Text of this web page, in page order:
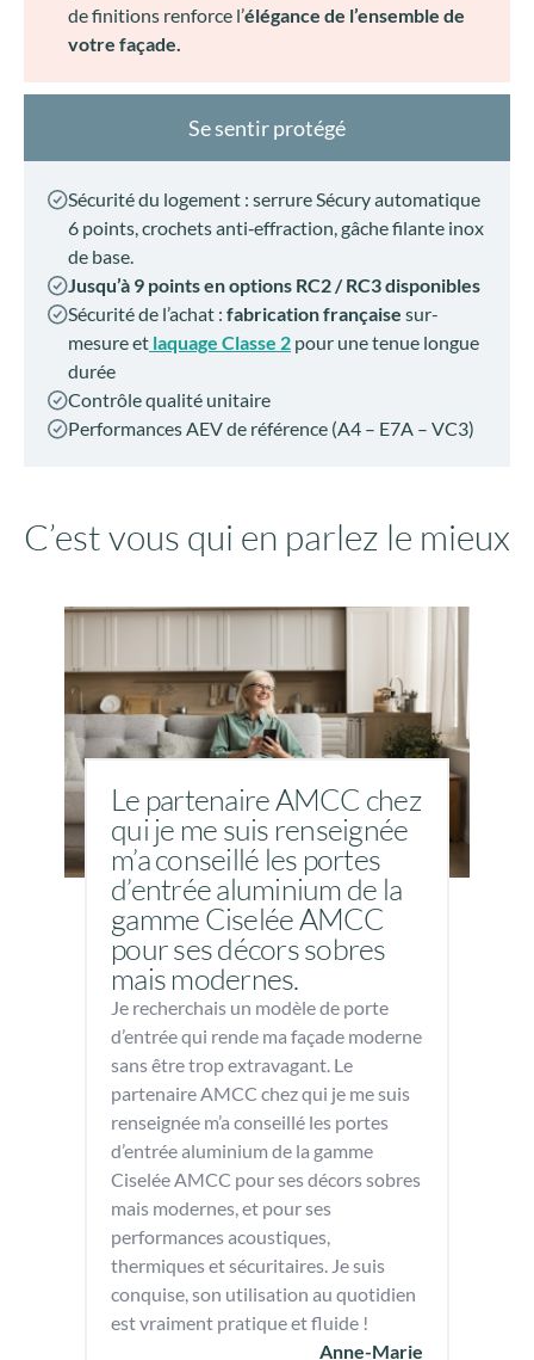
de finitions renforce l’élégance de l’ensemble de
votre façade.
Se sentir protégé
Sécurité du logement : serrure Sécury automatique
6 points, crochets anti‑effraction, gâche filante inox
de base.
Jusqu’à 9 points en options RC2 / RC3 disponibles
Sécurité de l’achat : fabrication française sur-
mesure et laquage Classe 2 pour une tenue longue
durée
Contrôle qualité unitaire
Performances AEV de référence (A4 – E7A – VC3)
C’est vous qui en parlez le mieux
Le partenaire AMCC chez
qui je me suis renseignée
m’a conseillé les portes
d’entrée aluminium de la
gamme Ciselée AMCC
pour ses décors sobres
mais modernes.
Je recherchais un modèle de porte
d’entrée qui rende ma façade moderne
sans être trop extravagant. Le
partenaire AMCC chez qui je me suis
renseignée m’a conseillé les portes
d’entrée aluminium de la gamme
Ciselée AMCC pour ses décors sobres
mais modernes, et pour ses
performances acoustiques,
thermiques et sécuritaires. Je suis
conquise, son utilisation au quotidien
est vraiment pratique et fluide !
Anne-Marie